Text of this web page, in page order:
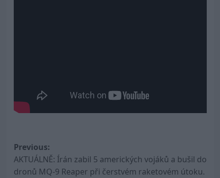
Post
navigation
Previous:
AKTUÁLNĚ: Írán zabil 5 amerických vojáků a bušil do
dronů MQ-9 Reaper při čerstvém raketovém útoku.